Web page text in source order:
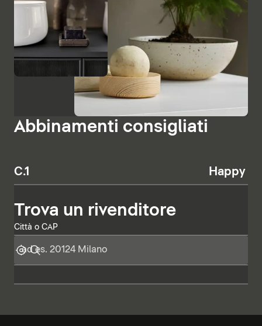
Abbinamenti consigliati
C.1 Happy
Trova un rivenditore
Città o CAP